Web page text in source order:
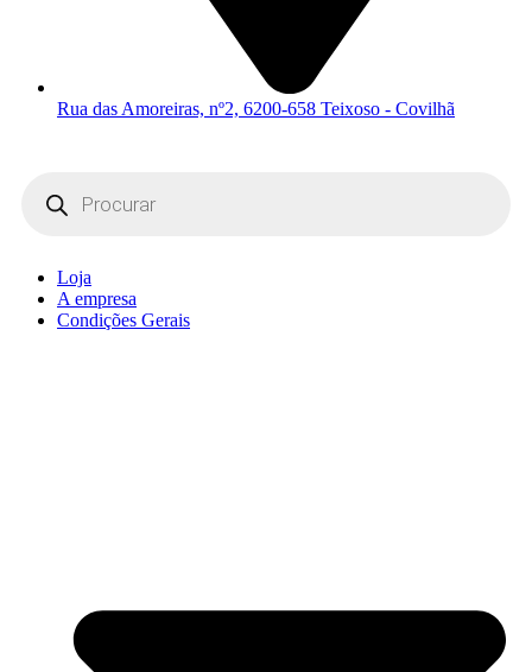
Rua das Amoreiras, nº2, 6200-658 Teixoso - Covilhã
search
Loja
A empresa
Condições Gerais